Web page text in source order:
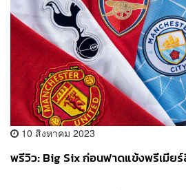
10 สิงหาคม 2023
พรีวิว: Big Six ก่อนฟาดแข้งพรีเมีย